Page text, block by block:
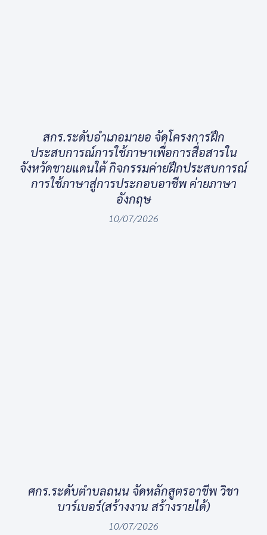
สกร.ระดับอำเภอมายอ จัดโครงการฝึก
ประสบการณ์การใช้ภาษาเพื่อการสื่อสารใน
จังหวัดชายแดนใต้ กิจกรรมค่ายฝึกประสบการณ์
การใช้ภาษาสู่การประกอบอาชีพ ค่ายภาษา
อังกฤษ
10/07/2026
ศกร.ระดับตำบลถนน จัดหลักสูตรอาชีพ วิชา
บาร์เบอร์(สร้างงาน สร้างรายได้)
10/07/2026